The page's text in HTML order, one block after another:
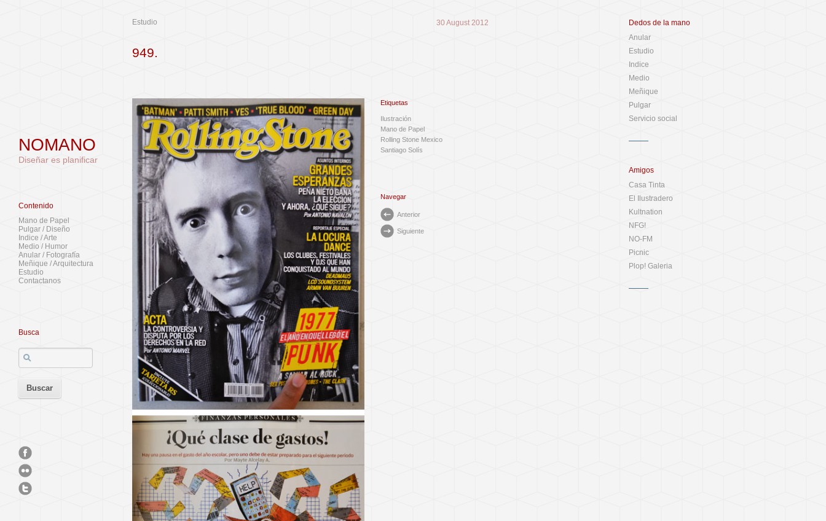
NOMANO
Diseñar es planificar
Contenido
Mano de Papel
Pulgar / Diseño
Indice / Arte
Medio / Humor
Anular / Fotografía
Meñique / Arquitectura
Estudio
Contactanos
Busca
Estudio 30 August 2012
949.
Etiquetas
Ilustración
Mano de Papel
Rolling Stone Mexico
Santiago Solís
Navegar
Anterior
Siguiente
Dedos de la mano
Anular
Estudio
Indice
Medio
Meñique
Pulgar
Servicio social
Amigos
Casa Tinta
El Ilustradero
Kultnation
NFG!
NO-FM
Picnic
Plop! Galeria